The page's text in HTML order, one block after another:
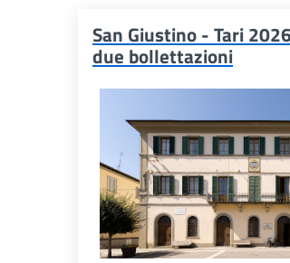
San Giustino - Tari
due bollettazioni